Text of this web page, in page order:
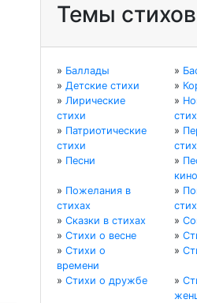
Темы стихов
» Баллады »
» Детские стихи »
» Лирические
стихи
»
» Патриотические
стихи
»
» Песни »
» Пожелания в
стихах
»
» Сказки в стихах »
» Стихи о весне »
» Стихи о
времени
»
» Стихи о дружбе »